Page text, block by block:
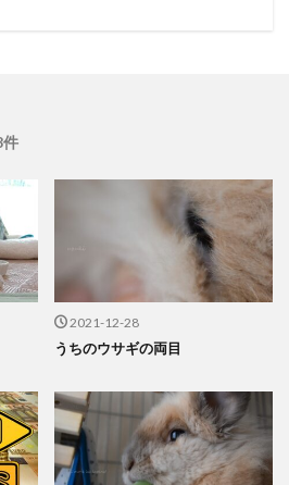
件
2021-12-28
うちのウサギの両目